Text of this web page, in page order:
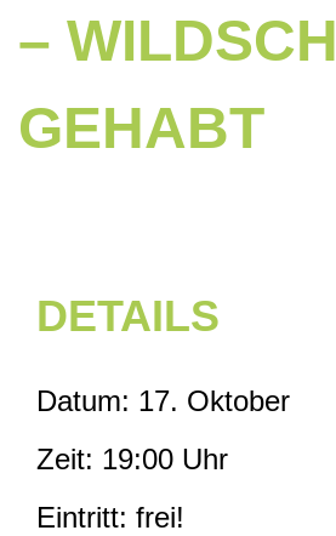
–
GEHABT
DETAILS
Datum: 17. Oktober
Zeit: 19:00 Uhr
Eintritt: frei!